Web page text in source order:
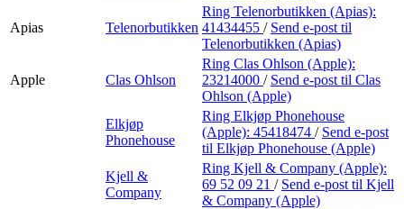
Apias Telenorbutikken
Ring Telenorbutikken (Apias):
41434455 / Send e-post til
Telenorbutikken (Apias)
Apple Clas Ohlson
Ring Clas Ohlson (Apple):
23214000 / Send e-post til Clas
Ohlson (Apple)
Elkjøp
Phonehouse
Ring Elkjøp Phonehouse
(Apple): 45418474 / Send e-post
til Elkjøp Phonehouse (Apple)
Kjell &
Company
Ring Kjell & Company (Apple):
69 52 09 21 / Send e-post til Kjell
& Company (Apple)